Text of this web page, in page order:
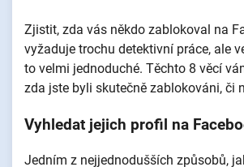
Zjistit, zda vás někdo zablokoval na
vyžaduje trochu detektivní práce, ale
to velmi jednoduché. Těchto 8 věcí
zda jste byli skutečně zablokováni, či
Vyhledat jejich profil na
Jedním z nejjednodušších způsobů,